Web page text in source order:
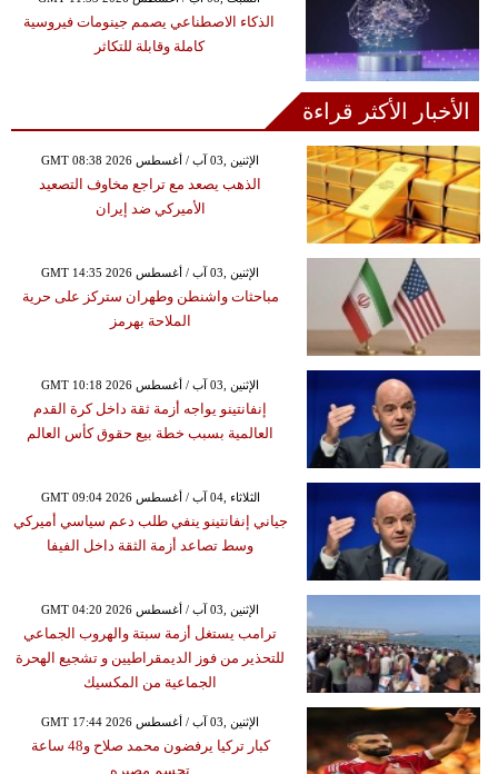
الذكاء الاصطناعي يصمم جينومات فيروسية
كاملة وقابلة للتكاثر
الأخبار الأكثر قراءة
GMT 08:38 2026 الإثنين ,03 آب / أغسطس
الذهب يصعد مع تراجع مخاوف التصعيد
الأميركي ضد إيران
GMT 14:35 2026 الإثنين ,03 آب / أغسطس
مباحثات واشنطن وطهران ستركز على حرية
الملاحة بهرمز
GMT 10:18 2026 الإثنين ,03 آب / أغسطس
إنفانتينو يواجه أزمة ثقة داخل كرة القدم
العالمية بسبب خطة بيع حقوق كأس العالم
GMT 09:04 2026 الثلاثاء ,04 آب / أغسطس
جياني إنفانتينو ينفي طلب دعم سياسي أميركي
وسط تصاعد أزمة الثقة داخل الفيفا
GMT 04:20 2026 الإثنين ,03 آب / أغسطس
ترامب يستغل أزمة سبتة والهروب الجماعي
للتحذير من فوز الديمقراطيين و تشجيع الهحرة
الجماعية من المكسيك
GMT 17:44 2026 الإثنين ,03 آب / أغسطس
كبار تركيا يرفضون محمد صلاح و48 ساعة
تحسم مصيره